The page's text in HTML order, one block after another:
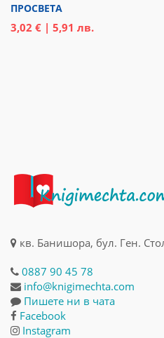
ПРОСВЕТА
3,02 € | 5,91 лв.
кв. Банишора, бул. Ген.
0887 90 45 78
info@knigimechta.com
Пишете ни в чата
Facebook
Instagram